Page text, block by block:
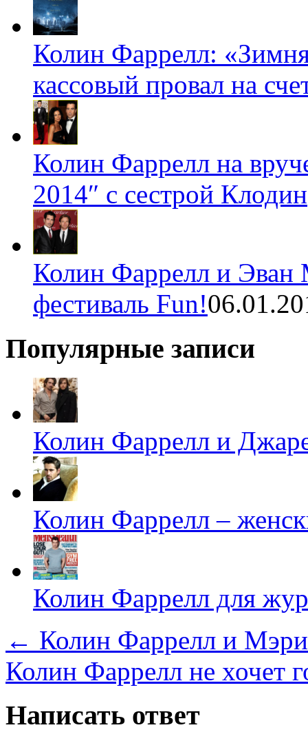
Колин Фаррелл:
кассовый провал на
Колин Фаррелл на
2014″ с сестрой Клодин
Колин Фаррелл и Эван
фестиваль Fun!
Популярные записи
Колин Фаррелл и
Колин Фаррелл –
Колин Фаррелл для
← Колин Фаррелл и
Колин Фаррелл не хочет
Написать ответ